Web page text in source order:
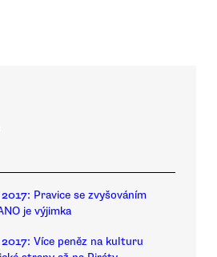
Pravice se zvyšováním
je výjimka
Více peněz na kulturu